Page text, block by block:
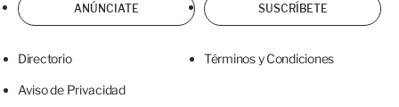
ANÚNCIATE SUSCRÍBETE
Directorio Términos y Condiciones
Aviso de Privacidad